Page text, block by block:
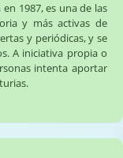
en 1987, es una de las
y más activas de
y periódicas, y se
A iniciativa propia o
intenta aportar